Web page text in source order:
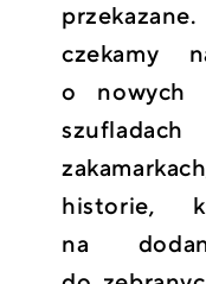
czekamy
o nowych
historie,
na